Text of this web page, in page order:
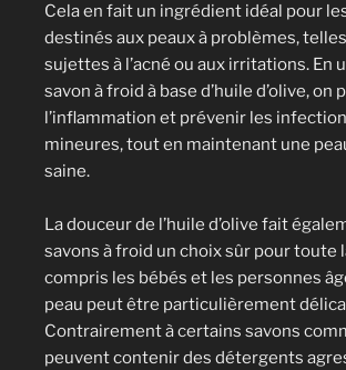
Cela en fait un ingrédient idéal pour
destinés aux peaux à problèmes,
sujettes à l’acné ou aux irritations. En
savon à froid à base d’huile d’olive, on
l’inflammation et prévenir les
mineures, tout en maintenant une
saine.
La douceur de l’huile d’olive fait
savons à froid un choix sûr pour toute
compris les bébés et les personnes
peau peut être particulièrement
Contrairement à certains savons
peuvent contenir des détergents